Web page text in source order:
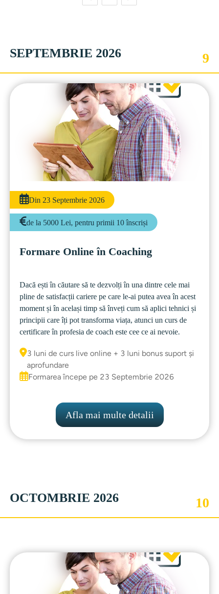
SEPTEMBRIE 2026 9
Din 23 Septembrie 2026
de la 5000 Lei, pentru primii 10 înscriși
Formare Online în Coaching
Dacă ești în căutare să te dezvolți în una dintre cele mai
pline de satisfacții cariere pe care le-ai putea avea în acest
moment și în același timp să înveți cum să aplici tehnici și
principii care îți pot transforma viața, atunci un curs de
3 luni de curs live online + 3 luni bonus suport și
aprofundare
Formarea începe pe 23 Septembrie 2026
Afla mai multe detalii
OCTOMBRIE 2026 10